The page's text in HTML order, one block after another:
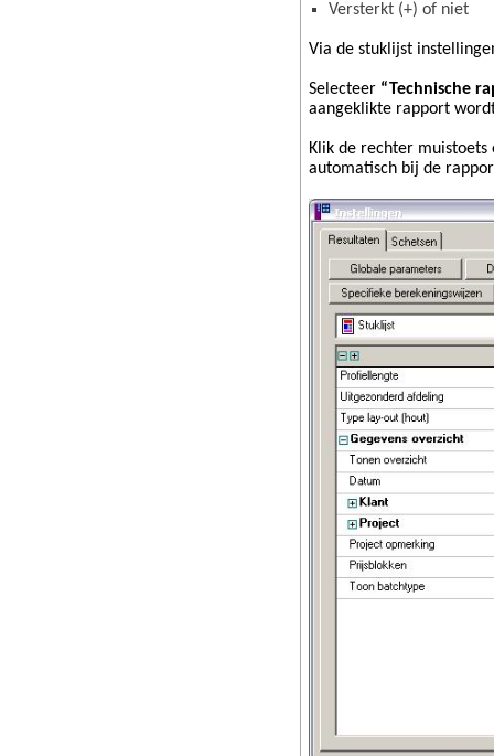
Versterkt (+) of niet
Via de stuklijst
Selecteer “Technische
aangeklikte rapport
Klik de rechter muistoets
automatisch bij de